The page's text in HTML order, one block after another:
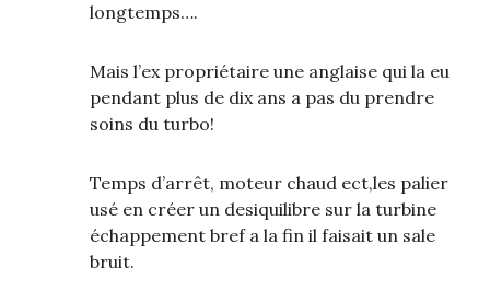
longtemps….
Mais l’ex propriétaire une anglaise qui la eu
pendant plus de dix ans a pas du prendre
soins du turbo!
Temps d’arrêt, moteur chaud ect,les palier
usé en créer un desiquilibre sur la turbine
échappement bref a la fin il faisait un sale
bruit.